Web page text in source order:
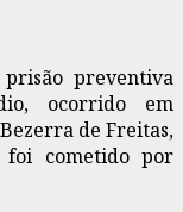
preventiva
ocorrido em
de Freitas,
foi cometido por